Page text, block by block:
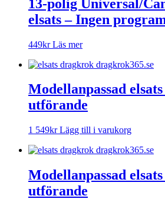
13-polig Universal/
elsats – Ingen
449kr Läs mer
Modellanpassad
utförande
1 549kr Lägg till i varukorg
Modellanpassad
utförande